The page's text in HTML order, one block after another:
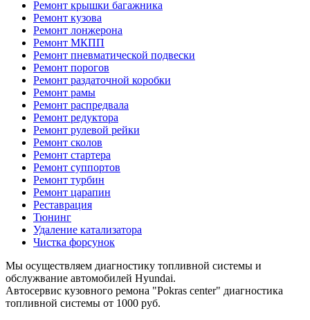
Ремонт крышки багажника
Ремонт кузова
Ремонт лонжерона
Ремонт МКПП
Ремонт пневматической подвески
Ремонт порогов
Ремонт раздаточной коробки
Ремонт рамы
Ремонт распредвала
Ремонт редуктора
Ремонт рулевой рейки
Ремонт сколов
Ремонт стартера
Ремонт суппортов
Ремонт турбин
Ремонт царапин
Реставрация
Тюнинг
Удаление катализатора
Чистка форсунок
Мы осуществляем диагностику топливной системы и
обслужвание автомобилей Hyundai.
Автосервис кузовного ремона "Pokras center" диагностика
топливной системы от 1000 руб.